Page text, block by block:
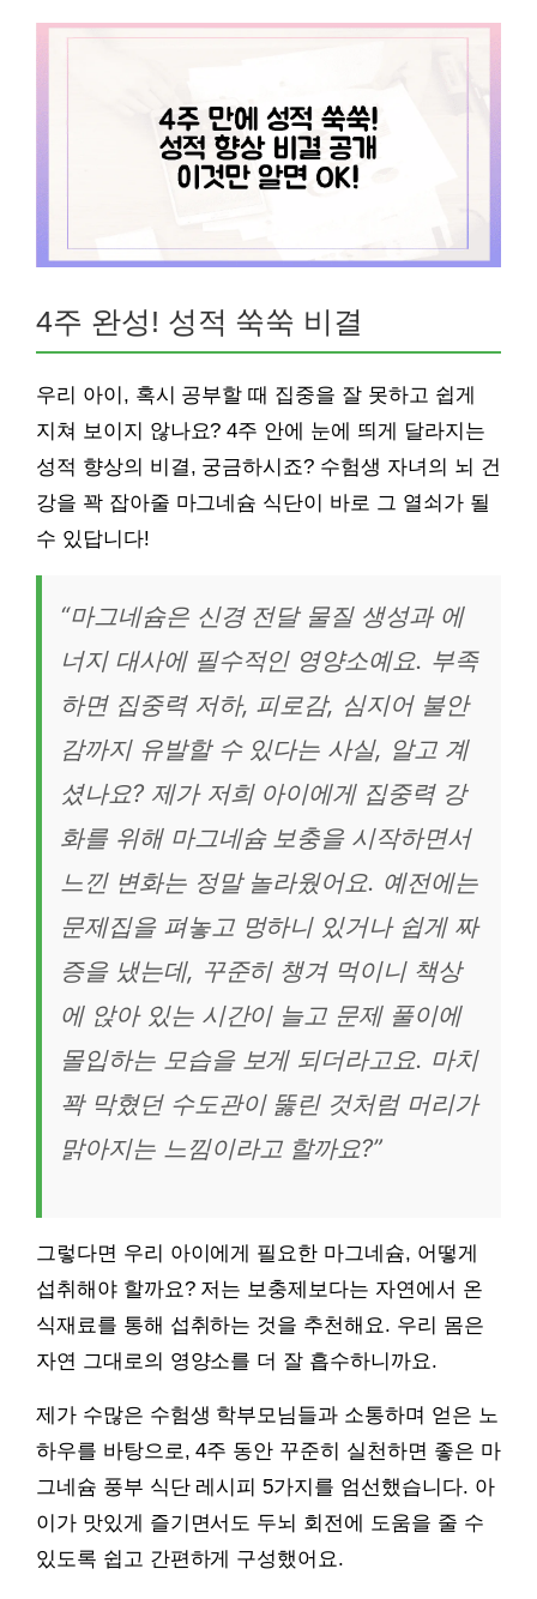
4주 완성! 성적 쑥쑥 비결
우리 아이, 혹시 공부할 때 집중을 잘 못하고 쉽게
지쳐 보이지 않나요? 4주 안에 눈에 띄게 달라지는
성적 향상의 비결, 궁금하시죠? 수험생 자녀의 뇌 건
강을 꽉 잡아줄 마그네슘 식단이 바로 그 열쇠가 될
수 있답니다!
“마그네슘은 신경 전달 물질 생성과 에
너지 대사에 필수적인 영양소예요. 부족
하면 집중력 저하, 피로감, 심지어 불안
감까지 유발할 수 있다는 사실, 알고 계
셨나요? 제가 저희 아이에게 집중력 강
화를 위해 마그네슘 보충을 시작하면서
느낀 변화는 정말 놀라웠어요. 예전에는
문제집을 펴놓고 멍하니 있거나 쉽게 짜
증을 냈는데, 꾸준히 챙겨 먹이니 책상
에 앉아 있는 시간이 늘고 문제 풀이에
몰입하는 모습을 보게 되더라고요. 마치
꽉 막혔던 수도관이 뚫린 것처럼 머리가
맑아지는 느낌이라고 할까요?”
그렇다면 우리 아이에게 필요한 마그네슘, 어떻게
섭취해야 할까요? 저는 보충제보다는 자연에서 온
식재료를 통해 섭취하는 것을 추천해요. 우리 몸은
자연 그대로의 영양소를 더 잘 흡수하니까요.
제가 수많은 수험생 학부모님들과 소통하며 얻은 노
하우를 바탕으로, 4주 동안 꾸준히 실천하면 좋은 마
그네슘 풍부 식단 레시피 5가지를 엄선했습니다. 아
이가 맛있게 즐기면서도 두뇌 회전에 도움을 줄 수
있도록 쉽고 간편하게 구성했어요.